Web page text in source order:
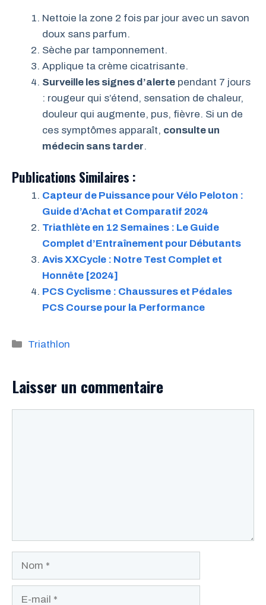
Nettoie la zone 2 fois par jour avec un savon
doux sans parfum.
Sèche par tamponnement.
Applique ta crème cicatrisante.
Surveille les signes d’alerte pendant 7 jours
: rougeur qui s’étend, sensation de chaleur,
douleur qui augmente, pus, fièvre. Si un de
ces symptômes apparaît, consulte un
médecin sans tarder.
Publications Similaires :
Capteur de Puissance pour Vélo Peloton :
Guide d’Achat et Comparatif 2024
Triathlète en 12 Semaines : Le Guide
Complet d’Entraînement pour Débutants
Avis XXCycle : Notre Test Complet et
Honnête [2024]
PCS Cyclisme : Chaussures et Pédales
PCS Course pour la Performance
Catégories
Triathlon
Laisser un commentaire